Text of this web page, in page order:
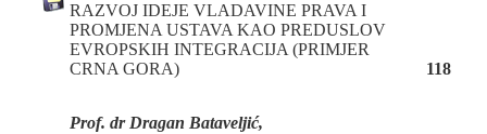
RAZVOJ IDEJE VLADAVINE PRAVA I
PROMJENA USTAVA KAO PREDUSLOV
EVROPSKIH INTEGRACIJA (PRIMJER
CRNA GORA)
118
Prof. dr Dragan Bataveljić,